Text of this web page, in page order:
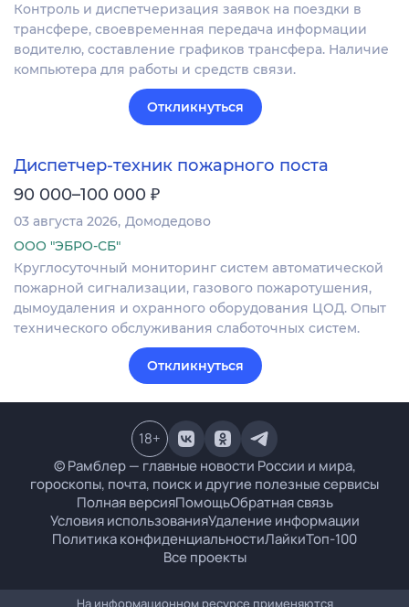
Контроль и диспетчеризация заявок на поездки в
трансфере, своевременная передача информации
водителю, составление графиков трансфера. Наличие
компьютера для работы и средств связи.
Откликнуться
Диспетчер-техник пожарного поста
90 000–100 000 ₽
03 августа 2026 Домодедово
ООО "ЭБРО-СБ"
Круглосуточный мониторинг систем автоматической
пожарной сигнализации, газового пожаротушения,
дымоудаления и охранного оборудования ЦОД. Опыт
технического обслуживания слаботочных систем.
Откликнуться
© Рамблер — главные новости России и мира,
гороскопы, почта, поиск и другие полезные сервисы
Полная версияПомощьОбратная связь
Условия использованияУдаление информации
Политика конфиденциальностиЛайкиТоп-100
Все проекты
18+
На информационном ресурсе применяются